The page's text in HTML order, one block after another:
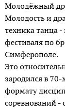
Молодёжный
Молодость и
техника танца
фестиваля по
Симферополе.
Это
зародился в 70-
формату
соревнований -